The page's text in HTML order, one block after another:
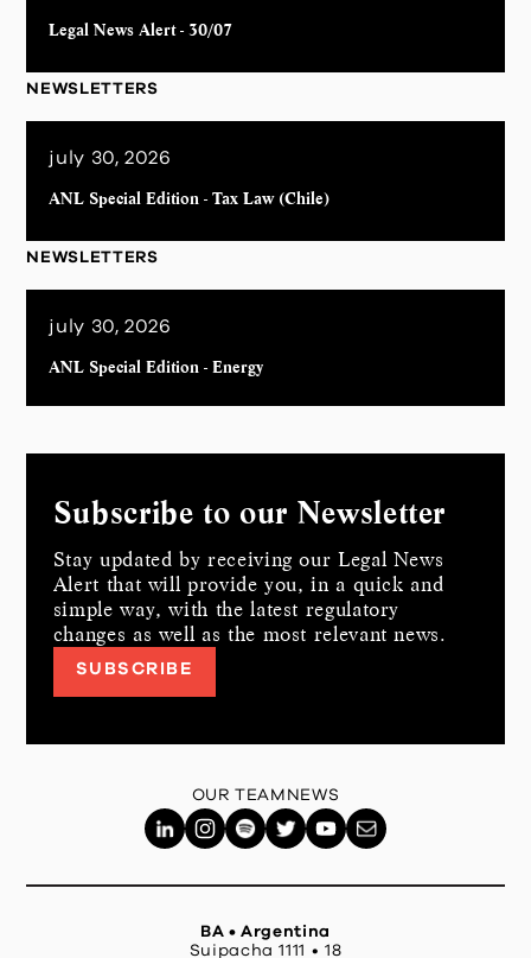
Legal News Alert - 30/07
NEWSLETTERS
july 30, 2026
ANL Special Edition - Tax Law (Chile)
NEWSLETTERS
july 30, 2026
ANL Special Edition - Energy
Subscribe to our Newsletter
Stay updated by receiving our Legal News
Alert that will provide you, in a quick and
simple way, with the latest regulatory
changes as well as the most relevant news.
SUBSCRIBE
OUR TEAM NEWS
BA • Argentina
Suipacha 1111 • 18